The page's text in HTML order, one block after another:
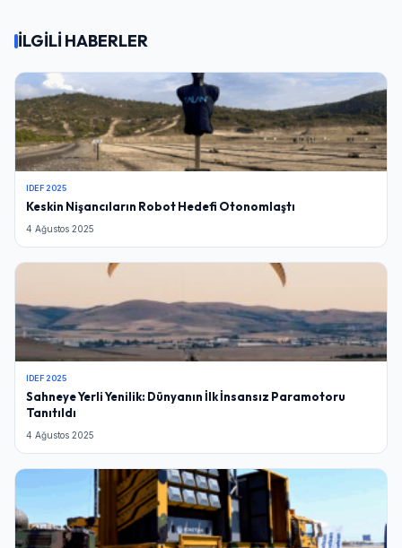
İLGİLİ HABERLER
IDEF 2025
Keskin Nişancıların Robot Hedefi Otonomlaştı
4 Ağustos 2025
IDEF 2025
Sahneye Yerli Yenilik: Dünyanın İlk İnsansız Paramotoru
Tanıtıldı
4 Ağustos 2025
Kullanıcı Adı veya E-posta
Şifre
Beni Hatırla